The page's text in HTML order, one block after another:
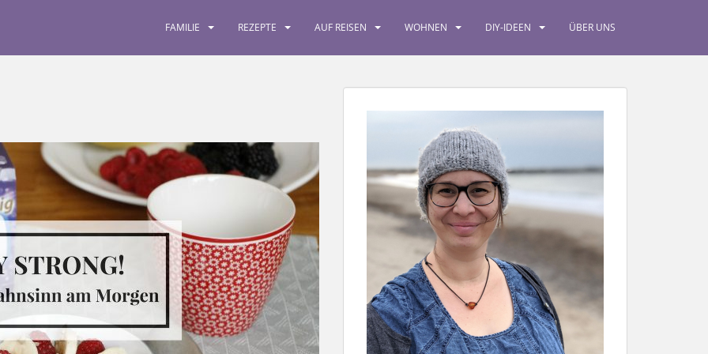
FAMILIE REZEPTE AUF REISEN WOHNEN DIY-IDEEN ÜBER UNS